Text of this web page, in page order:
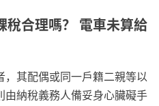
稅合理嗎？ 電車未算給
其配偶或同一戶籍二親等以
由納稅義務人備妥身心臟礙手